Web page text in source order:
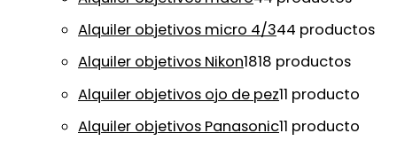
Alquiler objetivos micro 4/344 productos
Alquiler objetivos Nikon1818 productos
Alquiler objetivos ojo de pez11 producto
Alquiler objetivos Panasonic11 producto